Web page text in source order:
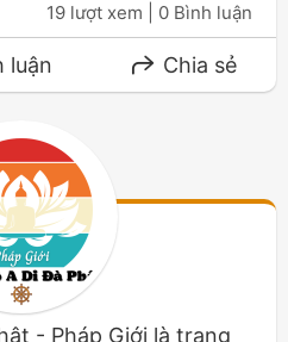
19 lượt xem | 0 Bình luận
luận Chia sẻ
- Pháp Giới là trang